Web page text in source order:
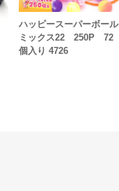
ハッピースーパーボール
ミックス22 250P 72
個入り 4726